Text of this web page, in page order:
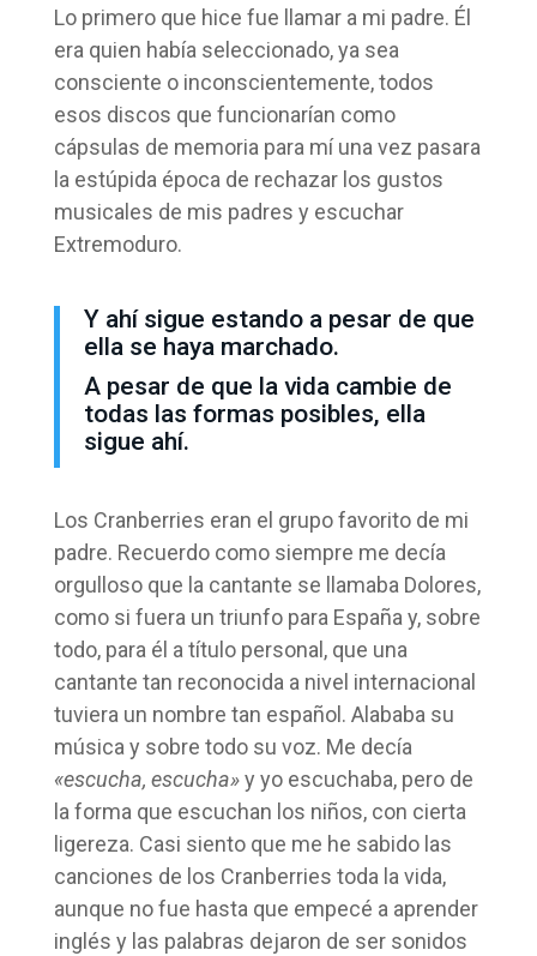
Lo primero que hice fue llamar a mi padre. Él
era quien había seleccionado, ya sea
consciente o inconscientemente, todos
esos discos que funcionarían como
cápsulas de memoria para mí una vez pasara
la estúpida época de rechazar los gustos
musicales de mis padres y escuchar
Extremoduro.
Y ahí sigue estando a pesar de que
ella se haya marchado.
A pesar de que la vida cambie de
todas las formas posibles, ella
sigue ahí.
Los Cranberries eran el grupo favorito de mi
padre. Recuerdo como siempre me decía
orgulloso que la cantante se llamaba Dolores,
como si fuera un triunfo para España y, sobre
todo, para él a título personal, que una
cantante tan reconocida a nivel internacional
tuviera un nombre tan español. Alababa su
música y sobre todo su voz. Me decía
«escucha, escucha»y yo escuchaba, pero de
la forma que escuchan los niños, con cierta
ligereza. Casi siento que me he sabido las
canciones de los Cranberries toda la vida,
aunque no fue hasta que empecé a aprender
inglés y las palabras dejaron de ser sonidos